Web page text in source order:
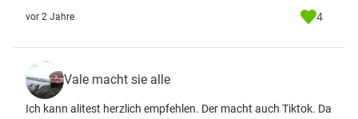
vor 2 Jahre 4
Vale macht sie alle
Ich kann alitest herzlich empfehlen. Der macht auch Tiktok. Da